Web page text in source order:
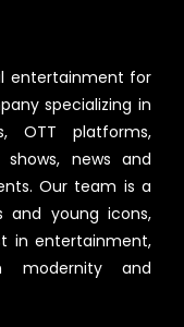
entertainment for
specializing in
OTT platforms,
news and
Our team is a
and young icons,
in entertainment,
modernity and